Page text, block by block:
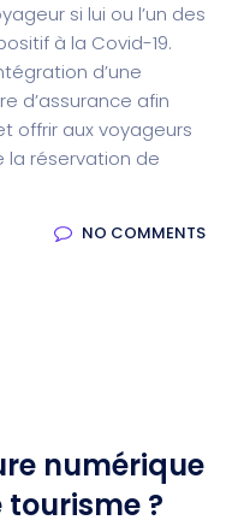
si lui ou l’un des
à la Covid-19.
d’une
d’assurance afin
offrir aux voyageurs
la réservation de
NO COMMENTS
numérique
?